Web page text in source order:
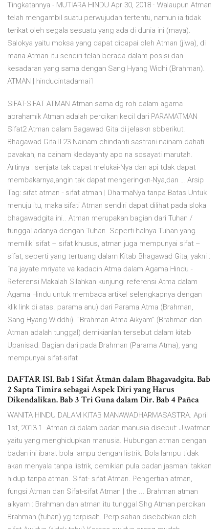
Tingkatannya - MUTIARA HINDU Apr 30, 2018 · Walaupun Atman
telah mengambil suatu perwujudan tertentu, namun ia tidak
terikat oleh segala sesuatu yang ada di dunia ini (maya).
Salokya yaitu moksa yang dapat dicapai oleh Atman (jiwa), di
mana Atman itu sendiri telah berada dalam posisi dan
kesadaran yang sama dengan Sang Hyang Widhi (Brahman).
ATMAN | hinducintadamai1
SIFAT-SIFAT ATMAN Atman sama dg roh dalam agama
abrahamik Atman adalah percikan kecil dari PARAMATMAN
Sifat2 Atman dalam Bagawad Gita di jelaskn sbberikut.
Bhagawad Gita II-23 Nainam chindanti sastrani nainam dahati
pavakah, na cainam kledayanty apo na sosayati marutah.
Artinya : senjata tak dapat melukai-Nya dan api tdak dapat
membakarnya,angin tak dapat mengeringkn-Nya,dan … Arsip
Tag: sifat atman - sifat atman | DharmaNya tanpa Batas Untuk
menuju itu, maka sifati Atman sendiri dapat dilihat pada sloka
bhagawadgita ini.. Atman merupakan bagian dari Tuhan /
tunggal adanya dengan Tuhan. Seperti halnya Tuhan yang
memiliki sifat – sifat khusus, atman juga mempunyai sifat –
sifat, seperti yang tertuang dalam Kitab Bhagawad Gita, yakni :
“na jayate mriyate va kadacin Atma dalam Agama Hindu -
Referensi Makalah Silahkan kunjungi referensi Atma dalam
Agama Hindu untuk membaca artikel selengkapnya dengan
klik link di atas. parama anu) dari Parama Atma (Brahman,
Sang Hyang Widdhi). "Brahman Atma Aikyam" (Brahman dan
Atman adalah tunggal) demikianlah tersebut dalam kitab
Upanisad. Bagian dari pada Brahman (Parama Atma), yang
mempunyai sifat-sifat
DAFTAR ISI. Bab 1 Sifat Ātmān dalam Bhagavadgita. Bab
2 Sapta Timira sebagai Aspek Diri yang Harus
Dikendalikan. Bab 3 Tri Guna dalam Dir. Bab 4 Pañca
WANITA HINDU DALAM KITAB MANAWADHARMASASTRA. April
1st, 2013 1. Atman di dalam badan manusia disebut: Jiwatman
yaitu yang menghidupkan manusia. Hubungan atman dengan
badan ini ibarat bola lampu dengan listrik. Bola lampu tidak
akan menyala tanpa listrik, demikian pula badan jasmani takkan
hidup tanpa atman. Sifat- sifat Atman. Pengertian atman,
fungsi Atman dan Sifat-sifat Atman | the ... Brahman atman
aikyam : Brahman dan atman itu tunggal Shg Atman percikan
Brahman (tuhan) yg terpisah. Perpisahan disebabkan oleh